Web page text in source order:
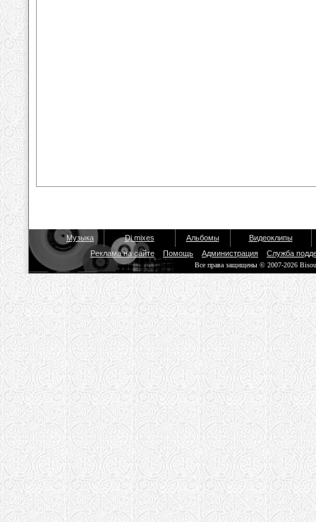
Музыка Dj mixes Альбомы
Видеоклипы
Реклама на сайте
Помощь Администрация Служба
Все права защищены © 2007-2026